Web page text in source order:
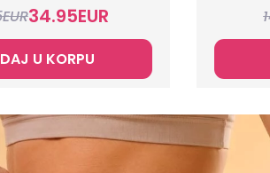
EUR34.95EUR
U KORPU